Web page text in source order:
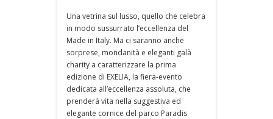
Una vetrina sul lusso, quello che celebra
in modo sussurrato l’eccellenza del
Made in Italy. Ma ci saranno anche
sorprese, mondanità e eleganti galà
charity a caratterizzare la prima
edizione di EXELIA, la fiera-evento
dedicata all’eccellenza assoluta, che
prenderà vita nella suggestiva ed
elegante cornice del parco Paradis